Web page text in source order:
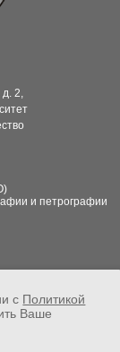
2,
и петрографии
с Политикой
Ваше